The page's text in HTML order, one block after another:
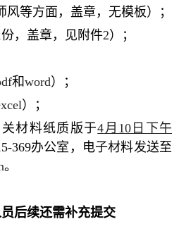
等方面，盖章，无模板）；
份，盖章，见附件2）；
和word）；
）；
材料纸质版于4月 10日下午
369办公室，电子材料发送至
。
后续还需补充提交